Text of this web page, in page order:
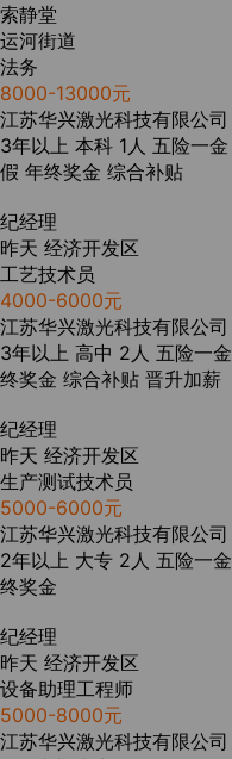
索静堂
运河街道
法务
8000-13000元
江苏华兴激光科技有限公司
3年以上 本科 1人 五险一金
假 年终奖金 综合补贴
纪经理
昨天 经济开发区
工艺技术员
4000-6000元
江苏华兴激光科技有限公司
3年以上 高中 2人 五险一金
终奖金 综合补贴 晋升加薪
纪经理
昨天 经济开发区
生产测试技术员
5000-6000元
江苏华兴激光科技有限公司
2年以上 大专 2人 五险一金
终奖金
纪经理
昨天 经济开发区
设备助理工程师
5000-8000元
江苏华兴激光科技有限公司